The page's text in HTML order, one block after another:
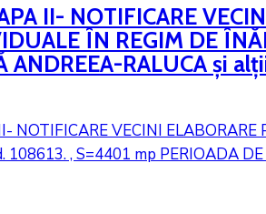
II- NOTIFICARE
ÎN REGIM DE
ANDREEA-RALUCA și